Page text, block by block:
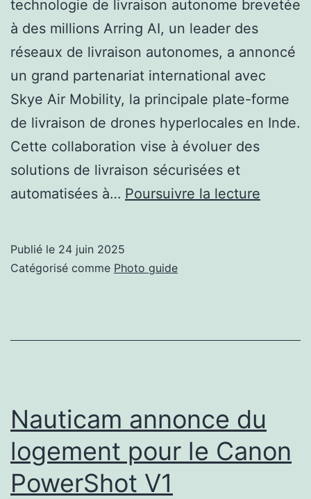
technologie de livraison autonome brevetée
à des millions Arring AI, un leader des
réseaux de livraison autonomes, a annoncé
un grand partenariat international avec
Skye Air Mobility, la principale plate-forme
de livraison de drones hyperlocales en Inde.
Cette collaboration vise à évoluer des
solutions de livraison sécurisées et
automatisées à… Poursuivre la lecture
Publié le 24 juin 2025
Catégorisé comme Photo guide
Nauticam annonce du
logement pour le Canon
PowerShot V1